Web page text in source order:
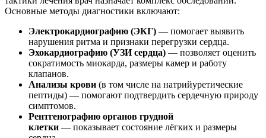
Основные методы диагностики включают:
Электрокардиографию (ЭКГ) — помогает выявить
нарушения ритма и признаки перегрузки сердца.
Эхокардиографию (УЗИ сердца) — позволяет оценить
сократимость миокарда, размеры камер и работу
клапанов.
Анализы крови (в том числе на натрийуретические
пептиды) — помогают подтвердить сердечную природу
симптомов.
Рентгенографию органов грудной
клетки — показывает состояние лёгких и размеры